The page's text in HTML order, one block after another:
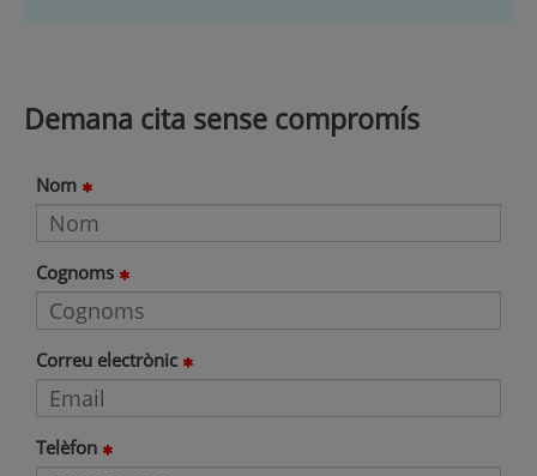
Demana cita sense compromís
Nom
Cognoms
Correu electrònic
Telèfon